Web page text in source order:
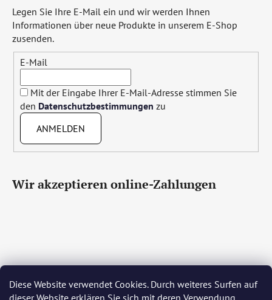
Diese Website verwendet Cookies. Durch weiteres Surfen auf
dieser Website erklären Sie sich mit deren Verwendung
Legen Sie Ihre E-Mail ein und wir werden Ihnen
Informationen über neue Produkte in unserem E-Shop
zusenden.
E-Mail
Mit der Eingabe Ihrer E-Mail-Adresse stimmen Sie
den Datenschutzbestimmungen zu
ANMELDEN
Wir akzeptieren online-Zahlungen
Čeština Slovenčina English Deutsch Magyar